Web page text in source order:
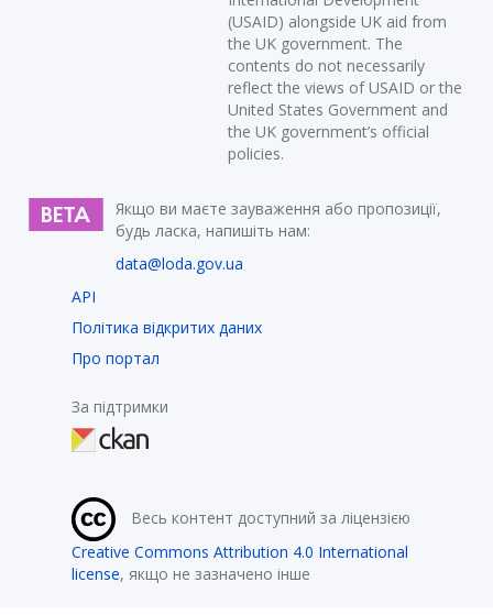
(USAID) alongside UK aid from
the UK government. The
contents do not necessarily
reflect the views of USAID or the
United States Government and
the UK government’s official
policies.
Якщо ви маєте зауваження або пропозиції,
будь ласка, напишіть нам:
data@loda.gov.ua
API
Політика відкритих даних
Про портал
За підтримки
Весь контент доступний за ліцензією
Creative Commons Attribution 4.0 International
license, якщо не зазначено інше